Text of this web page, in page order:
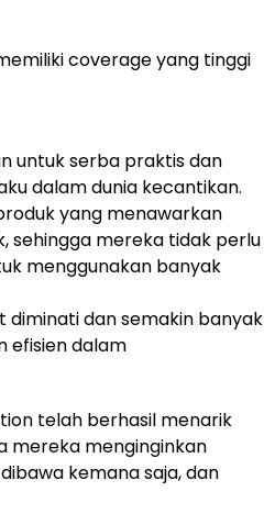
coverage yang tinggi
untuk serba praktis dan
dalam dunia kecantikan.
yang menawarkan
sehingga mereka tidak perlu
menggunakan banyak
diminati dan semakin banyak
efisien dalam
telah berhasil menarik
mereka menginginkan
kemana saja, dan